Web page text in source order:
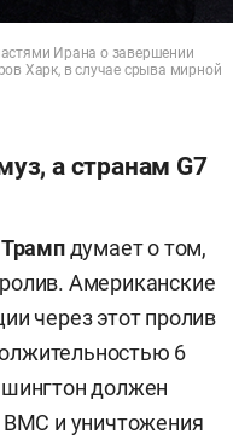
Ирана о завершении
Харк, в случае срыва мирной
а странам G7
думает о том,
Американские
через этот пролив
6
должен
ВМС и уничтожения